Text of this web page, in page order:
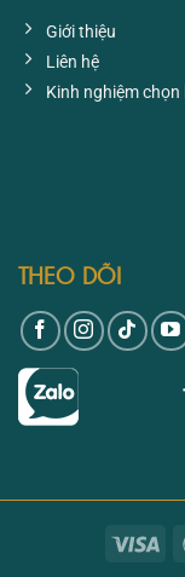
Giới thiệu
Liên hệ
Kinh nghiệm
THEO DÕI